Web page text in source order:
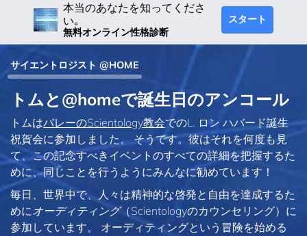
本当のあなたを知ってくださ
い｡
無料オンライン性格診断
スタート
サイエントロジスト @HOME
トムと@homeで誕生日のアンコール
トムはバレーのScientology教会でのL. ロン ハバード誕生
祝賀会に参加しました。 そうです。彼はそれを何度も見
て、この記念すべきイベントのすべての詳細を把握するた
めに、同じことを行うようにみんなに勧めています！
毎日、世界中で、人々は精神的な啓発と自由を達成するた
めにオーディティング（Scientologyのカウンセリング）に
参加しています。 オーディティングという冒険を始める